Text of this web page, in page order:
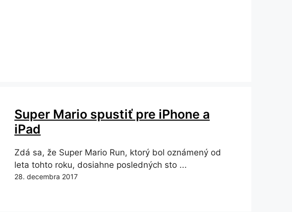
Super Mario spustiť pre iPhone a
iPad
Zdá sa, že Super Mario Run, ktorý bol oznámený od
leta tohto roku, dosiahne posledných sto ...
28. decembra 2017